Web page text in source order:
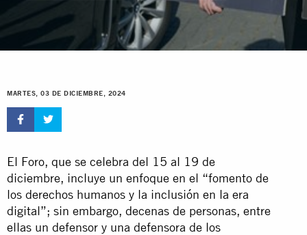
ARBITRARIAMENTE POR
EJERCER SU LIBERTAD DE
EXPRESIÓN ANTES DEL FORO
PARA LA GOBERNANZA DE
INTERNET
MARTES, 03 DE DICIEMBRE, 2024
El Foro, que se celebra del 15 al 19 de
diciembre, incluye un enfoque en el “fomento de
los derechos humanos y la inclusión en la era
digital”; sin embargo, decenas de personas, entre
ellas un defensor y una defensora de los